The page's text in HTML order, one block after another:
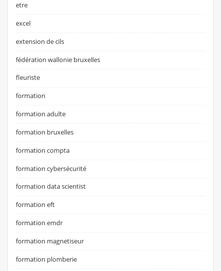
etre
excel
extension de cils
fédération wallonie bruxelles
fleuriste
formation
formation adulte
formation bruxelles
formation compta
formation cybersécurité
formation data scientist
formation eft
formation emdr
formation magnetiseur
formation plomberie